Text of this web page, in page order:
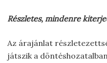
Részletes, mindenre
Az árajánlat
játszik a